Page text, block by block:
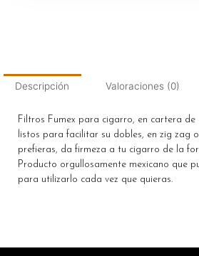
Descripción Valoraciones (0)
Filtros Fumex para cigarro, en cartera de
listos para facilitar su dobles, en zig zag
prefieras, da firmeza a tu cigarro de la
Producto orgullosamente mexicano que
para utilizarlo cada vez que quieras.